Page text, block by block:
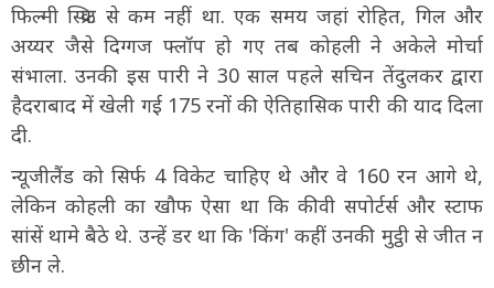
फिल्मी स्क्रिप्ट से कम नहीं था. एक समय जहां रोहित, गिल और
अय्यर जैसे दिग्गज फ्लॉप हो गए तब कोहली ने अकेले मोर्चा
संभाला. उनकी इस पारी ने 30 साल पहले सचिन तेंदुलकर द्वारा
हैदराबाद में खेली गई 175 रनों की ऐतिहासिक पारी की याद दिला
दी.
न्यूजीलैंड को सिर्फ 4 विकेट चाहिए थे और वे 160 रन आगे थे,
लेकिन कोहली का खौफ ऐसा था कि कीवी सपोर्टर्स और स्टाफ
सांसें थामे बैठे थे. उन्हें डर था कि 'किंग' कहीं उनकी मुट्ठी से जीत न
छीन ले.